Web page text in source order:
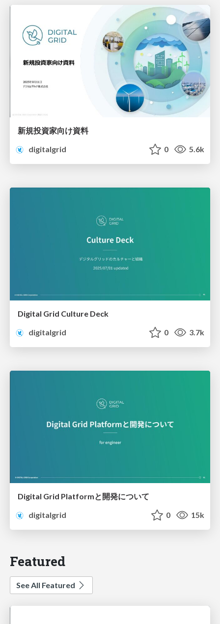
新規投資家向け資料
digitalgrid
0 5.6k
Digital Grid Culture Deck
digitalgrid
0 3.7k
Digital Grid Platformと開発について
digitalgrid
0 15k
Featured
See All Featured